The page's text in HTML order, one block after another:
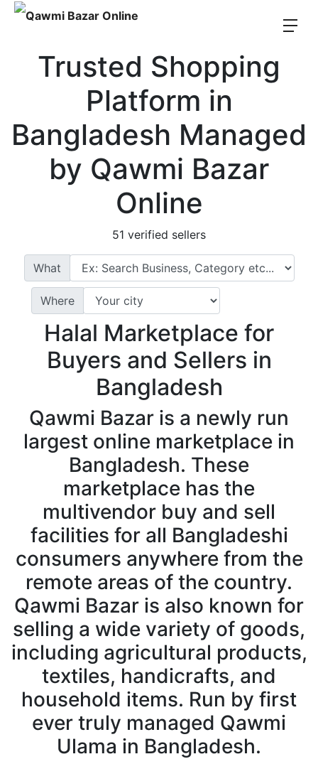
Trusted Shopping
Platform in
Bangladesh Managed
by Qawmi Bazar
Online
51 verified sellers
What
What
Where
Where
Halal Marketplace for
Buyers and Sellers in
Bangladesh
Qawmi Bazar is a newly run
largest online marketplace in
Bangladesh. These
marketplace has the
multivendor buy and sell
facilities for all Bangladeshi
consumers anywhere from the
remote areas of the country.
Qawmi Bazar is also known for
selling a wide variety of goods,
including agricultural products,
textiles, handicrafts, and
household items. Run by first
ever truly managed Qawmi
Ulama in Bangladesh.